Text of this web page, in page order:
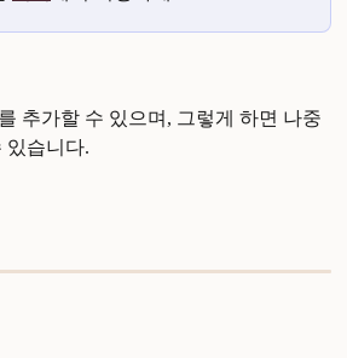
추가할 수 있으며, 그렇게 하면 나중
있습니다.